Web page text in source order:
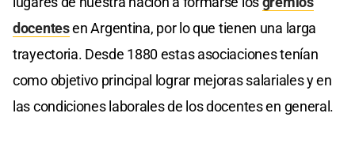
docentesen Argentina, por lo que tienen una larga
trayectoria. Desde 1880 estas asociaciones tenían
como objetivo principal lograr mejoras salariales y en
las condiciones laborales de los docentes en general.